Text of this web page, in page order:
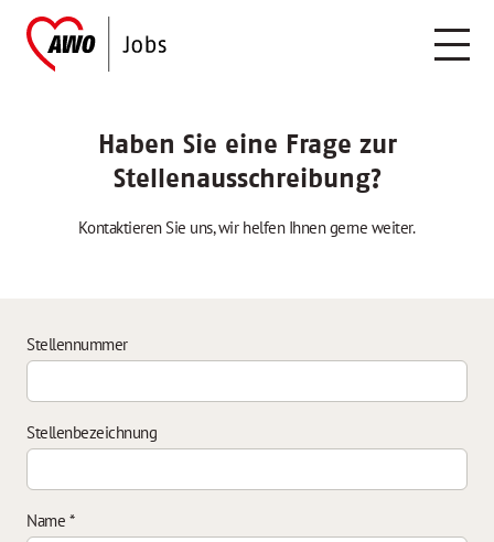
Haben Sie eine Frage zur
Stellenausschreibung?
Kontaktieren Sie uns, wir helfen Ihnen gerne weiter.
Stellennummer
Stellenbezeichnung
Name *